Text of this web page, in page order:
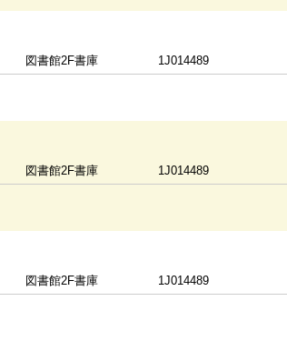
図書館2F書庫 1J014489
図書館2F書庫 1J014489
図書館2F書庫 1J014489